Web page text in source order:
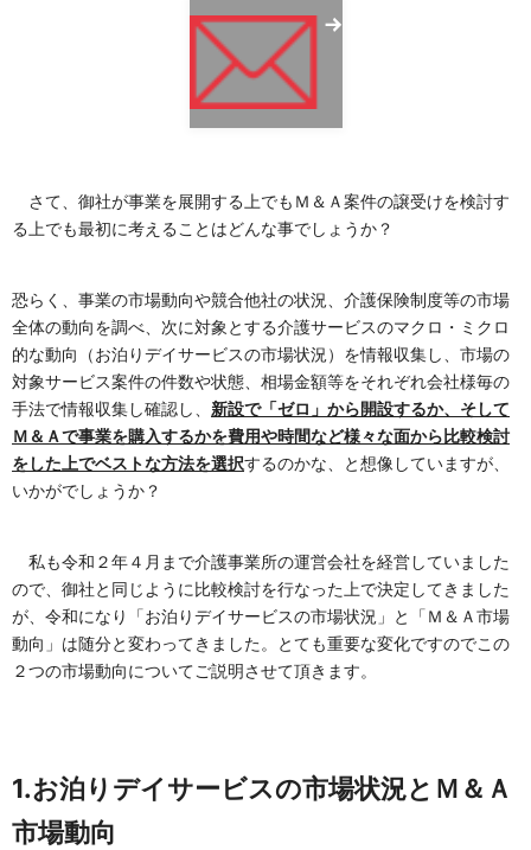
さて、御社が事業を展開する上でもＭ＆Ａ案件の譲受けを検討す
る上でも最初に考えることはどんな事でしょうか？
恐らく、事業の市場動向や競合他社の状況、介護保険制度等の市場
全体の動向を調べ、次に対象とする介護サービスのマクロ・ミクロ
的な動向（お泊りデイサービスの市場状況）を情報収集し、市場の
対象サービス案件の件数や状態、相場金額等をそれぞれ会社様毎の
手法で情報収集し確認し、 新設で「ゼロ」から開設するか、そして
Ｍ＆Ａで事業を購入するかを費用や時間など様々な面から比較検討
をした上でベストな方法を選択するのかな、と想像していますが、
いかがでしょうか？
私も令和２年４月まで介護事業所の運営会社を経営していました
ので、御社と同じように比較検討を行なった上で決定してきました
が、令和になり「お泊りデイサービスの市場状況」と「Ｍ＆Ａ市場
動向」は随分と変わってきました。とても重要な変化ですのでこの
２つの市場動向についてご説明させて頂きます。
1.お泊りデイサービスの市場状況とＭ＆Ａ
市場動向